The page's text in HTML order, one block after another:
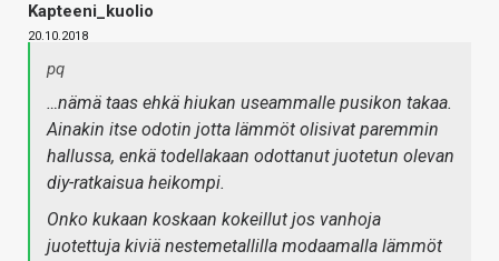
Kapteeni_kuolio
20.10.2018
pq
…nämä taas ehkä hiukan useammalle pusikon takaa.
Ainakin itse odotin jotta lämmöt olisivat paremmin
hallussa, enkä todellakaan odottanut juotetun olevan
diy-ratkaisua heikompi.
Onko kukaan koskaan kokeillut jos vanhoja
juotettuja kiviä nestemetallilla modaamalla lämmöt